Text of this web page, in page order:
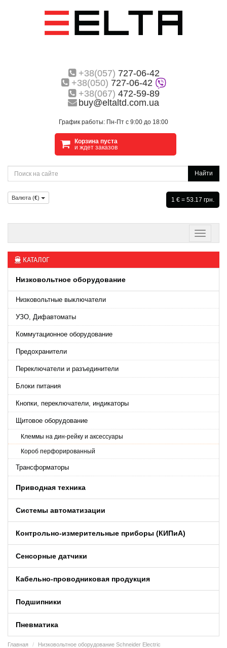
+38(057) 727-06-42
+38(050) 727-06-42
+38(067) 472-59-89
buy@eltaltd.com.ua
График работы: Пн-Пт с 9:00 до 18:00
Корзина пуста
и ждет заказов
Найти
Валюта (€) 1 € = 53.17 грн.
КАТАЛОГ
Низковольтное оборудование
Низковольтные выключатели
УЗО, Дифавтоматы
Коммутационное оборудование
Предохранители
Переключатели и разъединители
Блоки питания
Кнопки, переключатели, индикаторы
Щитовое оборудование
Клеммы на дин-рейку и аксессуары
Короб перфорированный
Трансформаторы
Приводная техника
Системы автоматизации
Контрольно-измерительные приборы (КИПиA)
Сенсорные датчики
Кабельно-проводниковая продукция
Подшипники
Пневматика
Главная
Низковольтное оборудование Schneider Electric